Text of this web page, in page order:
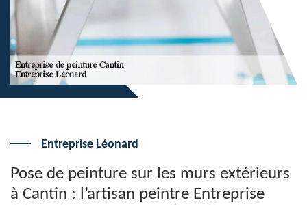
Entreprise Léonard
Pose de peinture sur les murs extérieurs
à Cantin : l’artisan peintre Entreprise